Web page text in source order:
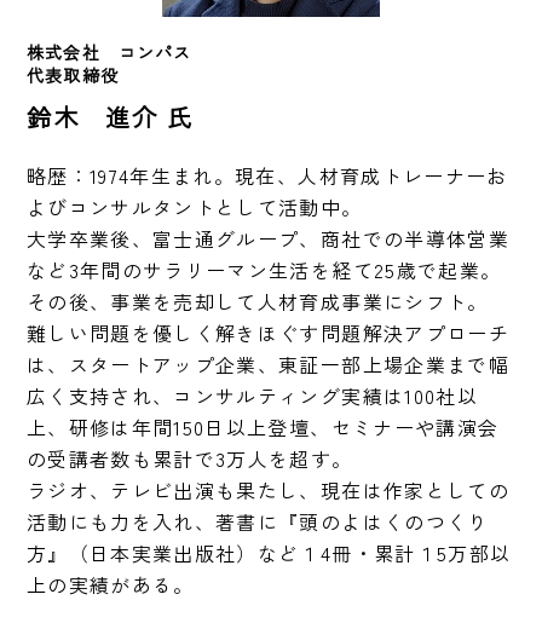
株式会社　コンパス
代表取締役
鈴木 進介 氏
略歴：1974年生まれ。現在、人材育成トレーナーお
よびコンサルタントとして活動中。
大学卒業後、富士通グループ、商社での半導体営業
など3年間のサラリーマン生活を経て25歳で起業。
その後、事業を売却して人材育成事業にシフト。
難しい問題を優しく解きほぐす問題解決アプローチ
は、スタートアップ企業、東証一部上場企業まで幅
広く支持され、コンサルティング実績は100社以
上、研修は年間150日以上登壇、セミナーや講演会
の受講者数も累計で3万人を超す。
ラジオ、テレビ出演も果たし、現在は作家としての
活動にも力を入れ、著書に『頭のよはくのつくり
方』（日本実業出版社）など１4冊・累計１5万部以
上の実績がある。